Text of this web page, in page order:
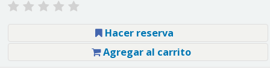
Hacer reserva
Agregar al carrito